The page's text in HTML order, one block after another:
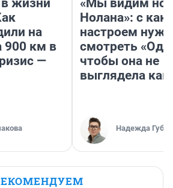
в жизни
на
900 км в
—
«Мы видим
Нолана»: с
настроем
смотреть
чтобы она не
выглядела как
Надежда